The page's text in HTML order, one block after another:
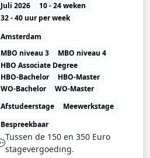
Juli 2026
10 - 24 weken
32 - 40 uur per week
Amsterdam
MBO niveau 3
MBO niveau 4
HBO Associate Degree
HBO-Bachelor
HBO-Master
WO-Bachelor
WO-Master
Afstudeerstage Meewerkstage
Bespreekbaar
Tussen de 150 en 350 Euro
stagevergoeding.